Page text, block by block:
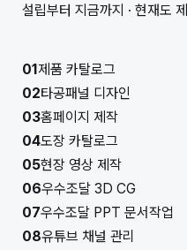
설립부터 지금까지 · 현재도
01제품 카탈로그
02타공패널 디자인
03홈페이지 제작
04도장 카탈로그
05현장 영상 제작
06우수조달 3D CG
07우수조달 PPT 문서작업
08유튜브 채널 관리